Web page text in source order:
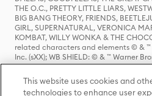
THE O.C., PRETTY LITTLE LIARS,
BIG BANG THEORY, FRIENDS,
GIRL, SUPERNATURAL, VERONICA
KOMBAT, WILLY WONKA & THE
related characters and elements © &
Inc. (sXX); WB SHIELD: © & ™ Warner
HOUSE OF THE DRAGON, GAME OF
characters and elements © & ™ Home
ADVENTURES OF SABRINA,
This website uses cookies and
technologies to enhance user